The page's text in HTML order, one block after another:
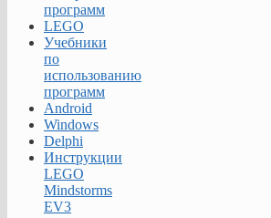
программ
LEGO
Учебники
по
использованию
программ
Android
Windows
Delphi
Инструкции
LEGO
Mindstorms
EV3